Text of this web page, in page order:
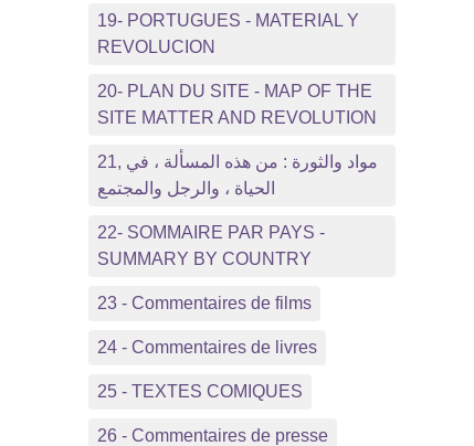
19- PORTUGUES - MATERIAL Y
REVOLUCION
20- PLAN DU SITE - MAP OF THE
SITE MATTER AND REVOLUTION
21, مواد والثورة : من هذه المسألة ، في
الحياة ، والرجل والمجتمع
22- SOMMAIRE PAR PAYS -
SUMMARY BY COUNTRY
23 - Commentaires de films
24 - Commentaires de livres
25 - TEXTES COMIQUES
26 - Commentaires de presse